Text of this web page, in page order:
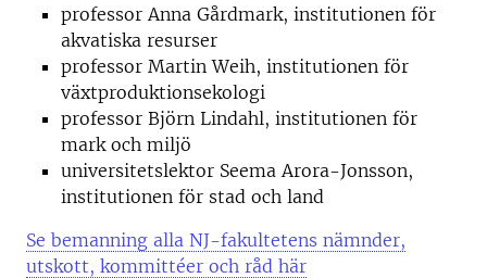
professor Anna Gårdmark, institutionen för
akvatiska resurser
professor Martin Weih, institutionen för
växtproduktionsekologi
professor Björn Lindahl, institutionen för
mark och miljö
universitetslektor Seema Arora-Jonsson,
institutionen för stad och land
Se bemanning alla NJ-fakultetens nämnder,
utskott, kommittéer och råd här